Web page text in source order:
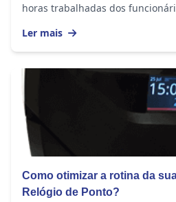
horas trabalhadas dos
Ler mais
Como otimizar a rotina da
Relógio de Ponto?